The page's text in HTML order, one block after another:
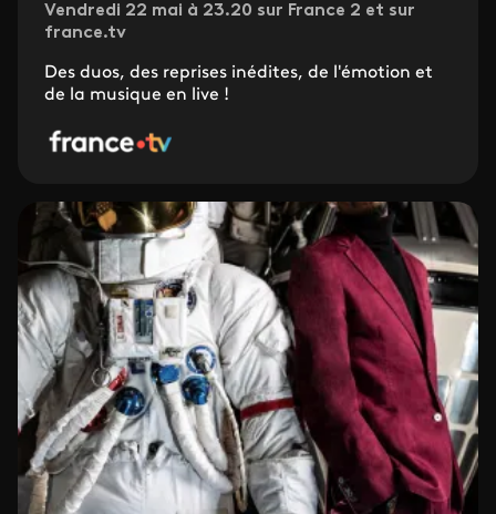
Vendredi 22 mai à 23.20 sur France 2 et sur
france.tv
Des duos, des reprises inédites, de l'émotion et
de la musique en live !